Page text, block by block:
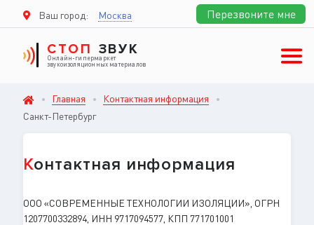
Ваш город: Москва
СТОП ЗВУК
Онлайн-гипермаркет
звукоизоляционных материалов
Перезвоните мне
Главная
Контактная информация
Санкт-Петербург
Контактная информация
ООО «СОВРЕМЕННЫЕ ТЕХНОЛОГИИ ИЗОЛЯЦИИ», ОГРН
1207700332894, ИНН 9717094577, КПП 771701001